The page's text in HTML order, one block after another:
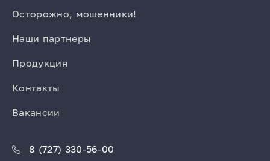
Осторожно, мошенники!
Наши партнеры
Продукция
Контакты
Вакансии
8 (727) 330-56-00